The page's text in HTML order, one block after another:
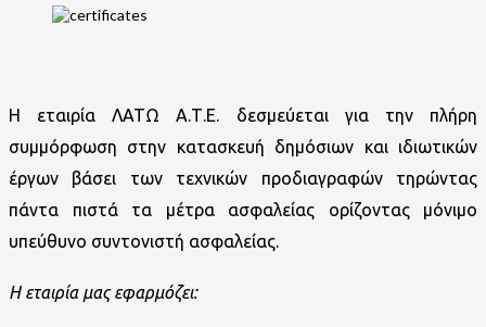
Η εταιρία ΛΑΤΩ Α.Τ.Ε. δεσμεύεται για την πλήρη
συμμόρφωση στην κατασκευή δημόσιων και ιδιωτικών
έργων βάσει των τεχνικών προδιαγραφών τηρώντας
πάντα πιστά τα μέτρα ασφαλείας ορίζοντας μόνιμο
υπεύθυνο συντονιστή ασφαλείας.
Η εταιρία μας εφαρμόζει: